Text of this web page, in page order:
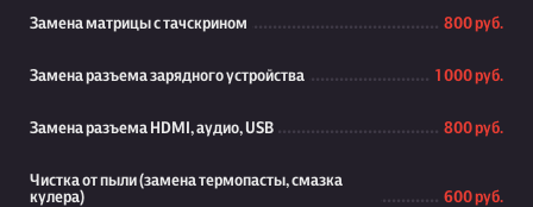
Замена матрицы с тачскрином 800 руб.
Замена разъема зарядного устройства 1 000 руб.
Замена разъема HDMI, аудио, USB 800 руб.
Чистка от пыли (замена термопасты, смазка
кулера)
600 руб.